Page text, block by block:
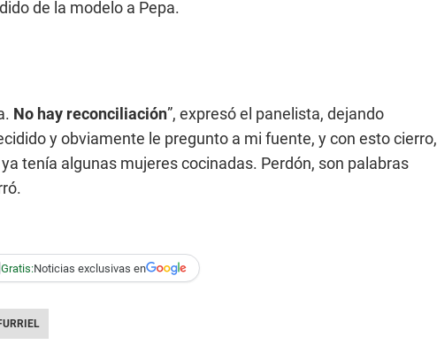
de la modelo a Pepa.
No hay reconciliación”, expresó el panelista, dejando
y obviamente le pregunto a mi fuente, y con esto cierro,
tenía algunas mujeres cocinadas. Perdón, son palabras
Gratis:Noticias exclusivas en